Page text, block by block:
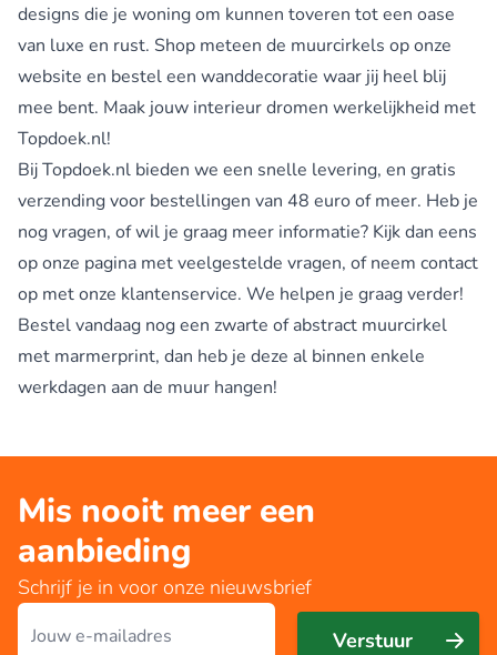
designs die je woning om kunnen toveren tot een oase
van luxe en rust. Shop meteen de muurcirkels op onze
website en bestel een wanddecoratie waar jij heel blij
mee bent. Maak jouw interieur dromen werkelijkheid met
Topdoek.nl!
Bij Topdoek.nl bieden we een snelle levering, en gratis
verzending voor bestellingen van 48 euro of meer. Heb je
nog vragen, of wil je graag meer informatie? Kijk dan eens
op onze pagina met veelgestelde vragen, of neem contact
op met onze klantenservice. We helpen je graag verder!
Bestel vandaag nog een zwarte of abstract muurcirkel
met marmerprint, dan heb je deze al binnen enkele
werkdagen aan de muur hangen!
Mis nooit meer een
aanbieding
Schrijf je in voor onze nieuwsbrief
E-mailadres
Verstuur